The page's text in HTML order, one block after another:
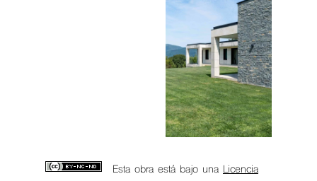
Esta obra está bajo una Licencia